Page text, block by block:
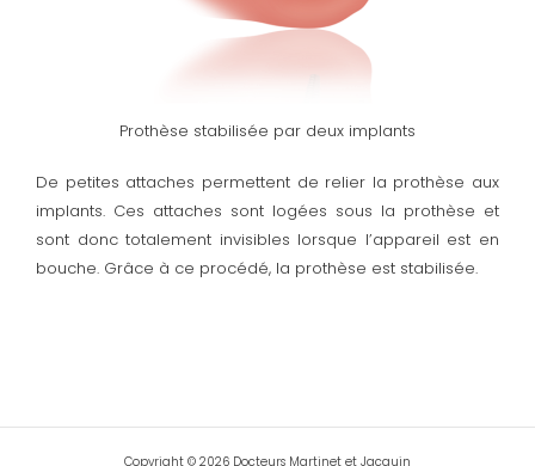
Prothèse stabilisée par deux implants
De petites attaches permettent de relier la prothèse aux
implants. Ces attaches sont logées sous la prothèse et
sont donc totalement invisibles lorsque l’appareil est en
bouche. Grâce à ce procédé, la prothèse est stabilisée.
Copyright © 2026 Docteurs Martinet et Jacquin